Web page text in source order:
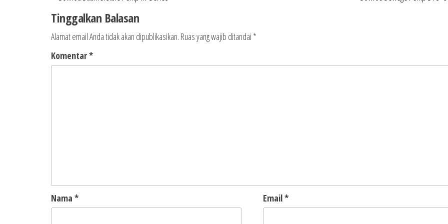
pos
Tinggalkan Balasan
Alamat email Anda tidak akan dipublikasikan. Ruas yang wajib ditandai *
Komentar*
Nama * Email*